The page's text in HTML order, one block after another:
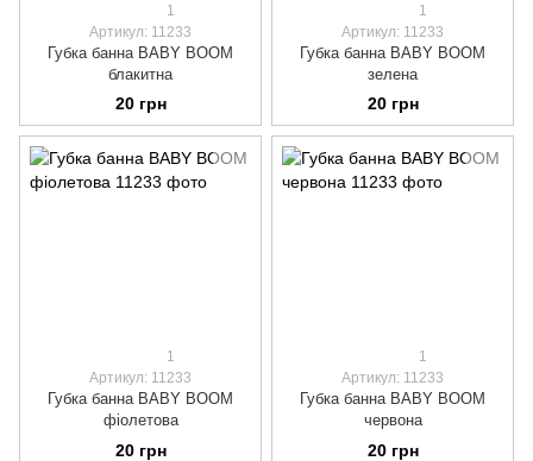
1
Артикул: 11233
Губка банна BABY BOOM
блакитна
20 грн
1
Артикул: 11233
Губка банна BABY BOOM
зелена
20 грн
1
Артикул: 11233
Губка банна BABY BOOM
фіолетова
20 грн
1
Артикул: 11233
Губка банна BABY BOOM
червона
20 грн